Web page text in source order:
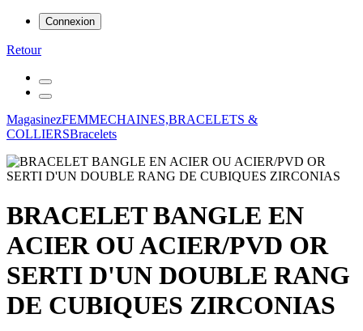
Connexion
Retour
MagasinezFEMMECHAINES,BRACELETS &
COLLIERSBracelets
BRACELET BANGLE EN
ACIER OU ACIER/PVD OR
SERTI D'UN DOUBLE RANG
DE CUBIQUES ZIRCONIAS